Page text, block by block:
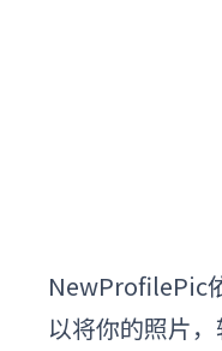
NewProfilePic
以将你的照片，